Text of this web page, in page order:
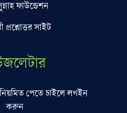
ফাউন্ডেশন
প্রশ্নোত্তর সাইট
পেতে চাইলে লগইন
করুন